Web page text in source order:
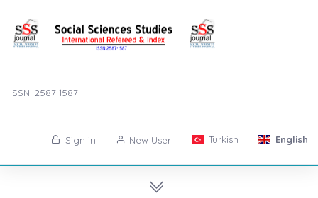
ISSN: 2587-1587
Sign in New User Turkish English